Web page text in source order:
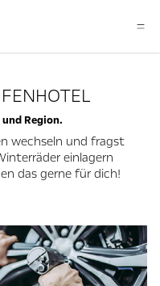
und Region.
wechseln und fragst
einlagern
das gerne für dich!